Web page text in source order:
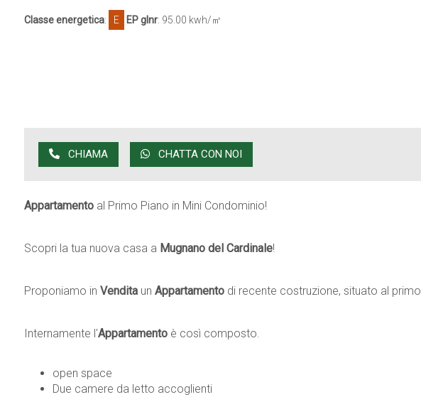
Classe energetica: E EP glnr: 95.00 kwh/㎡
CHIAMA CHATTA CON NOI
Appartamentoal Primo Piano in Mini Condominio!
Scopri la tua nuova casa a Mugnano del Cardinale!
Proponiamo in Venditaun Appartamentodi recente costruzione, situato al
Internamente l'Appartamentoè così composto.
open space
Due camere da letto accoglienti